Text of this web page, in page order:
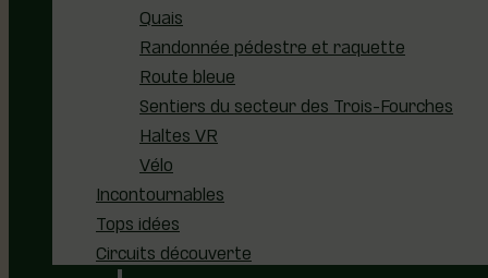
Quais
Randonnée pédestre et raquette
Route bleue
Sentiers du secteur des Trois-Fourches
Haltes VR
Vélo
Incontournables
Tops idées
Circuits découverte